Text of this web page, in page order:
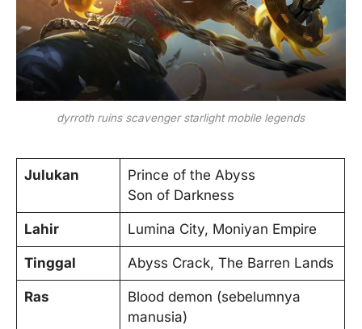
dyrroth ruins scavenger starlight mobile legends
Julukan
Prince of the Abyss
Son of Darkness
Lahir Lumina City, Moniyan Empire
Tinggal Abyss Crack, The Barren Lands
Ras
Blood demon (sebelumnya
manusia)